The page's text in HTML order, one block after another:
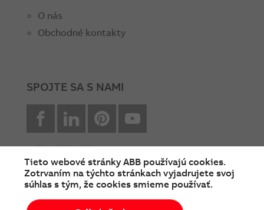
O nás
Obchodné kontakty
SPOJTE SA S NAMI
facebookLinkedin Pinterest
© Copyright 2026 ABB
Tieto webové stránky ABB používajú cookies.
Zotrvaním na týchto stránkach vyjadrujete svoj
súhlas s tým, že cookies smieme používať.